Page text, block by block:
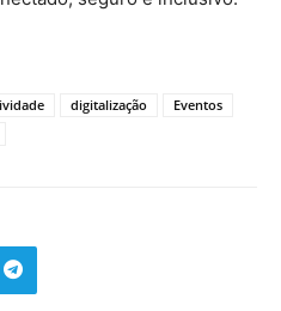
digitalização
Eventos